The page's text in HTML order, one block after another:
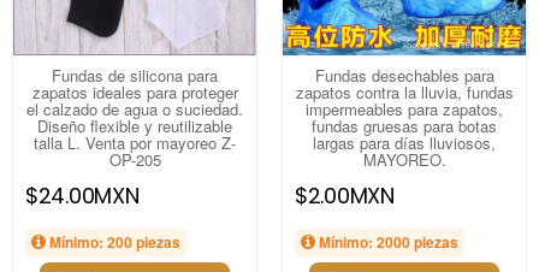
Fundas de silicona para
zapatos ideales para proteger
el calzado de agua o suciedad.
Diseño flexible y reutilizable
talla L. Venta por mayoreo Z-
OP-205
$24.00MXN
Mínimo: 200 piezas
Fundas desechables para
zapatos contra la lluvia, fundas
impermeables para zapatos,
fundas gruesas para botas
largas para días lluviosos,
MAYOREO.
$2.00MXN
Mínimo: 2000 piezas